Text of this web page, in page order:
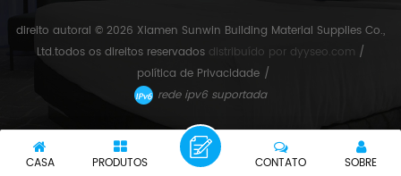
direito autoral © 2026 Xiamen Sunwin Building Material Supplies Co.,
Ltd.todos os direitos reservados distribuído por dyyseo.com /
política de Privacidade /
rede ipv6 suportada
CASA PRODUTOS SOBRE
CONTATO